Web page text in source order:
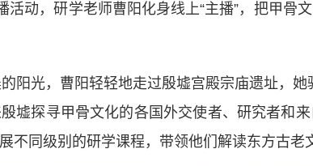
活动，研学老师曹阳化身线上“主播”，把甲骨
阳光，曹阳轻轻地走过殷墟宫殿宗庙遗址，她
墟探寻甲骨文化的各国外交使者、研究者和
不同级别的研学课程，带领他们解读东方古老